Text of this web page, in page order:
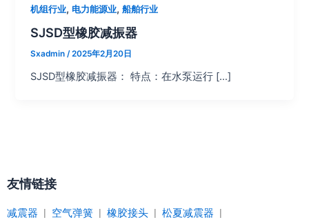
机组行业, 电力能源业,船舶行业
SJSD型橡胶减振器
Sxadmin/2025年2月20日
SJSD型橡胶减振器： 特点：在水泵运行 […]
友情链接
减震器 空气弹簧 橡胶接头 松夏减震器